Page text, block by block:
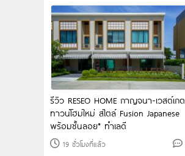
รีวิว RESEO HOME กาญจนา-เวสต์เกต
ทาวน์โฮมใหม่ สไตล์ Fusion Japanese
พร้อมชั้นลอย* ทำเลดี
19 ชั่วโมงที่แล้ว